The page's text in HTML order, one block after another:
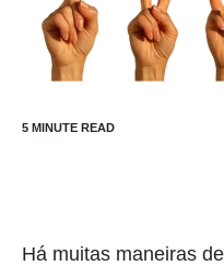
Há muitas maneiras